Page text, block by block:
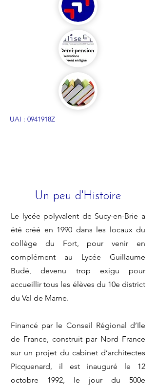
UAI : 0941918Z
Un peu d'Histoire
Le lycée polyvalent de Sucy-en-Brie a
été créé en 1990 dans les locaux du
collège du Fort, pour venir en
complément au Lycée Guillaume
Budé, devenu trop exigu pour
accueillir tous les élèves du 10e district
du Val de Marne.
Financé par le Conseil Régional d’Ile
de France, construit par Nord France
sur un projet du cabinet d’architectes
Picquenard, il est inauguré le 12
octobre 1992, le jour du 500e